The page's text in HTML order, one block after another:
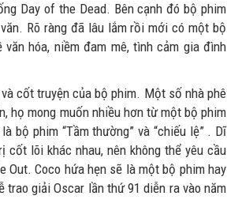
Day of the Dead. Bên cạnh đó bộ phim
Rõ ràng đã lâu lắm rồi mới có một bộ
hóa, niềm đam mê, tình cảm gia đình
cốt truyện của bộ phim. Một số nhà phê
họ mong muốn nhiều hơn từ một bộ phim
bộ phim “Tầm thường” và “chiếu lệ” . Dĩ
lõi khác nhau, nên không thể yêu cầu
Out. Coco hứa hẹn sẽ là một bộ phim hay
giải Oscar lần thứ 91 diễn ra vào năm